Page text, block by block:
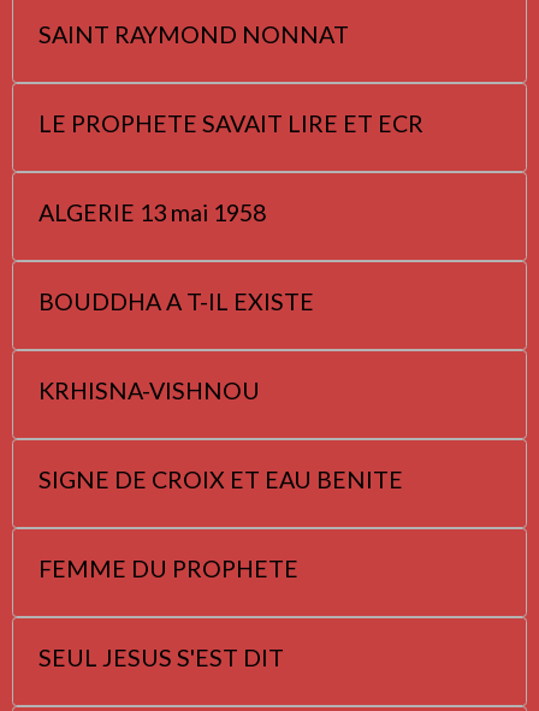
SAINT RAYMOND NONNAT
LE PROPHETE SAVAIT LIRE ET ECR
ALGERIE 13 mai 1958
BOUDDHA A T-IL EXISTE
KRHISNA-VISHNOU
SIGNE DE CROIX ET EAU BENITE
FEMME DU PROPHETE
SEUL JESUS S'EST DIT